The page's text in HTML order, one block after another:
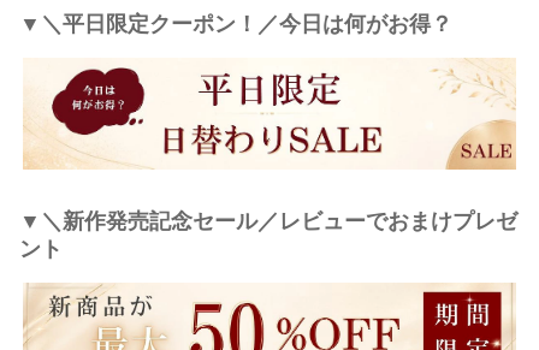
▼＼平日限定クーポン！／今日は何がお得？
▼＼新作発売記念セール／レビューでおまけプレゼ
ント